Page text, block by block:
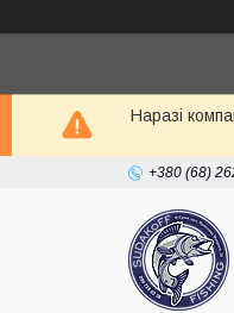
Наразі
+380 (68)